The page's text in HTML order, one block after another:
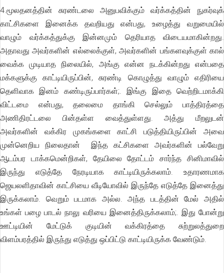
4.மூலதனத்தின் சுரண்டலை அனுபவிக்கும் வர்க்கத்தின் நுகர்வுக்
காட்சிகளை இனைக்க தவறியது என்பது, உழைத்து வறுமையில்
வாழும் வர்க்கத்துக்கு இன்னமும் தெரியாத விடையமாகின்றது.
அதாவது அவர்களின் எல்லைக்குள், அவர்களின் பங்களவுக்குள் கால்
வைக்க முடியாத நிலையில், அங்கு என்ன நடக்கின்றது என்பதை
மக்களுக்கு காட்டியிருப்பின், சுரண்டி கொழுத்து வாழும் எதிரியை
தெளிவாக இனம் கண்டிருப்பார்கள்;. இங்கு இதை வெற்றிடமாக்கி
விட்டமை என்பது, தலைமை தாங்கி செல்லும் பாத்திரத்தை
அணிதிரட்டலை பின்தள்ள வைத்துள்ளது. அத்து மீறலுடன்
அவர்களின் வக்கிர முகங்களை காட்சி படுத்தியிருப்பின் அவை
முன்னெறிய நிலைதான் இந்த கட்சிகளை அவர்களின் பல்வேறு
ஆடம்பர டாக்கமென்றிகள், தேயிலை தோட்டம் சார்ந்த சினிமாவில்
இருந்து எடுத்தே நேரடியாக காட்டியிருக்கலாம். உதாரணமாக
ஜெயலளிதாவின் காட்சியை வீடியோவில் இருந்தே எடுத்தே இனைத்து
இருக்கலாம். வெறும் படமாக அல்ல. அந்த படத்தின் மேல் அதில்
உங்கள் பழை பாடல் நாலு வரியை இனைத்திருக்கலாம்;. இது போன்று
ஊட்டியின் மேட்டுக் குடியின் வக்கிரத்தை சுற்றுலத்துறை
விளம்பரத்தில் இருந்து எடுத்து ஒப்பிட்டு காட்டியிருக்க வேண்டும்.